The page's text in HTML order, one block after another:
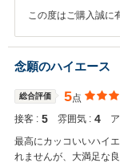
この度はご購入誠に
等ございましたら何なりと仰っ
いたします。
念願のハイエース
総合評価 5点
接客 : 5 雰囲気 : 4
最高にカッコいいハイ
れませんが、大満足な